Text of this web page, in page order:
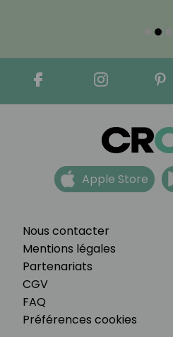
Nous contacter
Mentions légales
Partenariats
CGV
FAQ
Préférences cookies
Apple Store